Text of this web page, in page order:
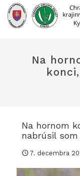
Prejsť
obsah
Na
Na hornom
nabrúsil
7. decembra